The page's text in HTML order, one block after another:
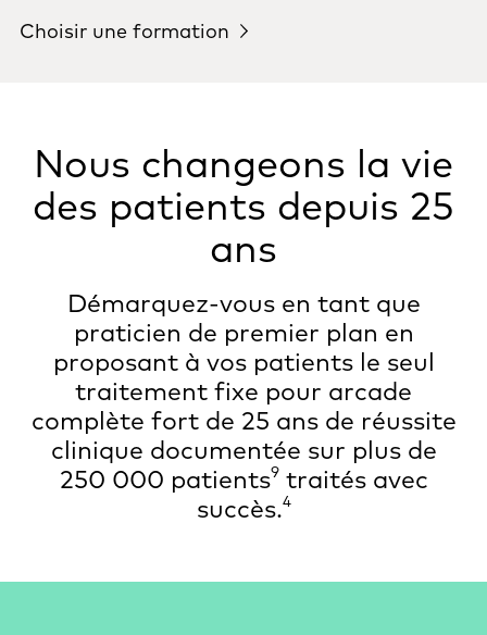
Choisir une formation
Nous changeons la vie
des patients depuis 25
ans
Démarquez-vous en tant que
praticien de premier plan en
proposant à vos patients le seul
traitement fixe pour arcade
complète fort de 25 ans de réussite
clinique documentée sur plus de
250 000 patients9traités avec
succès.4